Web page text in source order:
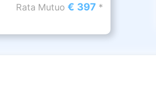
Rata Mutuo € 397 *